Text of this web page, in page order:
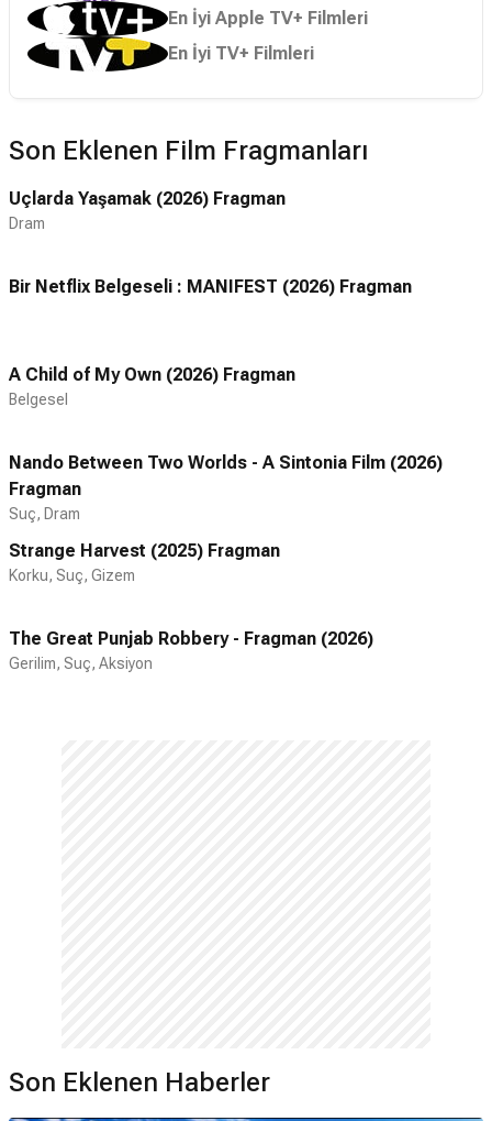
En İyi Apple TV+ Filmleri
En İyi TV+ Filmleri
Son Eklenen Film Fragmanları
Uçlarda Yaşamak (2026) Fragman
Dram
Bir Netflix Belgeseli : MANIFEST (2026) Fragman
A Child of My Own (2026) Fragman
Belgesel
Nando Between Two Worlds - A Sintonia Film (2026)
Fragman
Suç, Dram
Strange Harvest (2025) Fragman
Korku, Suç, Gizem
The Great Punjab Robbery - Fragman (2026)
Gerilim, Suç, Aksiyon
Son Eklenen Haberler